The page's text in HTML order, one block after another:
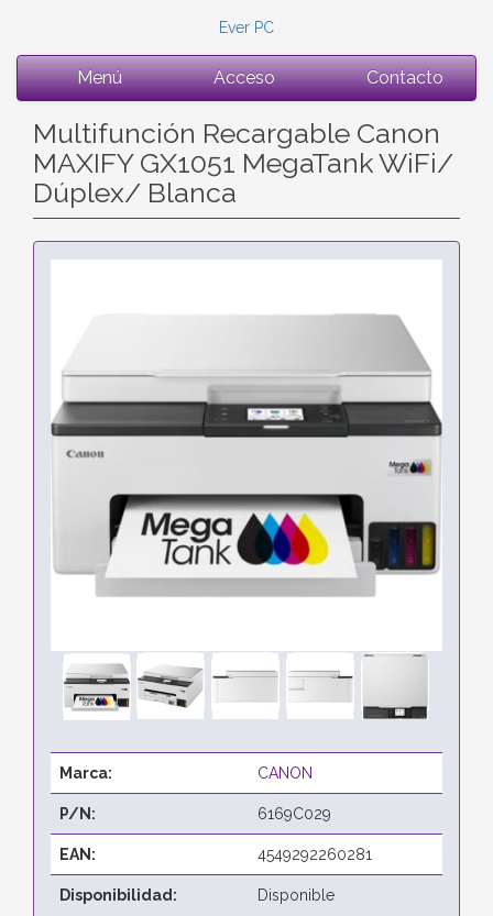
Ever PC
Menú Acceso Contacto
Multifunción Recargable Canon
MAXIFY GX1051 MegaTank WiFi/
Dúplex/ Blanca
Marca: CANON
P/N: 6169C029
EAN: 4549292260281
Disponibilidad: Disponible